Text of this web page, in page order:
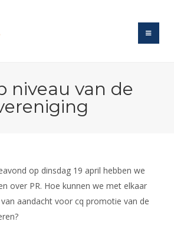
niveau van de
op dinsdag 19 april hebben we
over PR. Hoe kunnen we met elkaar
aandacht voor cq promotie van de